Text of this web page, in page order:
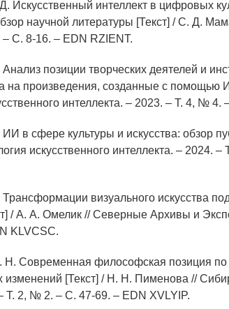
Искусственный интеллект в цифровых
научной литературы [Текст] / С. Д.
С. 8-16. – EDN RZIENT.
позиции творческих деятелей и
на произведения, созданные с помощью
интеллекта. – 2023. – Т. 4, №
в сфере культуры и искусства: обзор
искусственного интеллекта. – 2024.
визуального искусства
/ А. А. Омелик // Северные Архивы и
KLVCSC.
Современная философская позиция по
изменений [Текст] / Н. Н. Пименова //
Т. 2, № 2. – С. 47-69. – EDN XVLYIP.